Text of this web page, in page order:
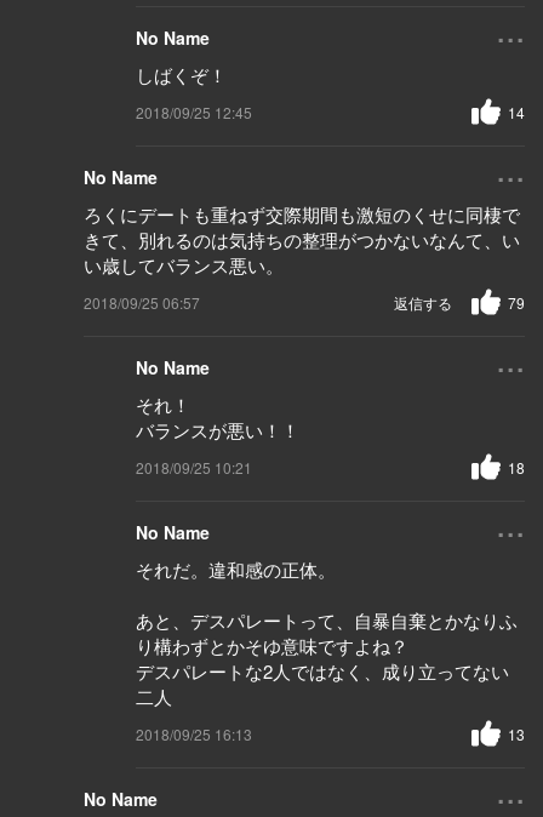
No Name ...
しばくぞ！
2018/09/25 12:45 14
No Name ...
ろくにデートも重ねず交際期間も激短のくせに同棲で
きて、別れるのは気持ちの整理がつかないなんて、い
い歳してバランス悪い。
2018/09/25 06:57 79
返信する
No Name ...
それ！
バランスが悪い！！
2018/09/25 10:21 18
No Name ...
それだ。違和感の正体。
あと、デスパレートって、自暴自棄とかなりふ
り構わずとかそゆ意味ですよね？
デスパレートな2人ではなく、成り立ってない
二人
2018/09/25 16:13 13
No Name ...